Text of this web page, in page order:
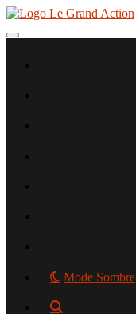
Aller
contenu
Toggle navigation
Mode Sombre